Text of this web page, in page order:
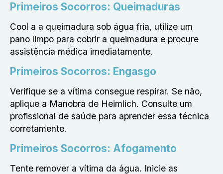
Primeiros Socorros: Queimaduras
Cool a a queimadura sob água fria, utilize um
pano limpo para cobrir a queimadura e procure
assistência médica imediatamente.
Primeiros Socorros: Engasgo
Verifique se a vítima consegue respirar. Se não,
aplique a Manobra de Heimlich. Consulte um
profissional de saúde para aprender essa técnica
corretamente.
Primeiros Socorros: Afogamento
Tente remover a vítima da água. Inicie as